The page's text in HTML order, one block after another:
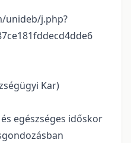
unideb/j.php?
Kar)
egészséges időskor